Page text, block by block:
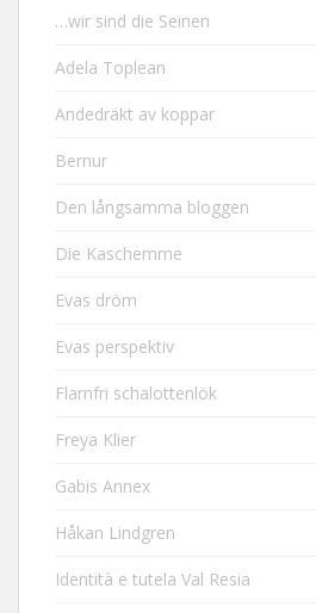
…wir sind die Seinen
Adela Toplean
Andedräkt av koppar
Bernur
Den långsamma bloggen
Die Kaschemme
Evas dröm
Evas perspektiv
Flarnfri schalottenlök
Freya Klier
Gabis Annex
Håkan Lindgren
Identità e tutela Val Resia